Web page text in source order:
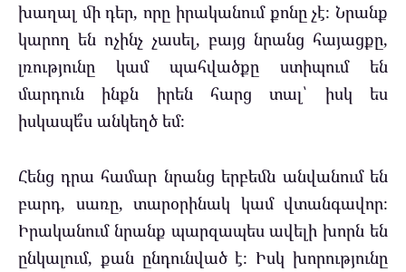
խաղալ մի դեր, որը իրականում քոնը չէ։ Նրանք
կարող են ոչինչ չասել, բայց նրանց հայացքը,
լռությունը կամ պահվածքը ստիպում են
մարդուն ինքն իրեն հարց տալ՝ իսկ ես
իսկապե՞ս անկեղծ եմ։
Հենց դրա համար նրանց երբեմն անվանում են
բարդ, սառը, տարօրինակ կամ վտանգավոր։
Իրականում նրանք պարզապես ավելի խորն են
ընկալում, քան ընդունված է։ Իսկ խորությունը